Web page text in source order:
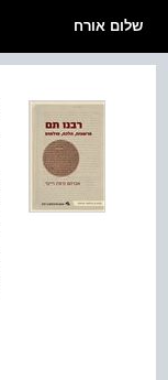
שלום אורח